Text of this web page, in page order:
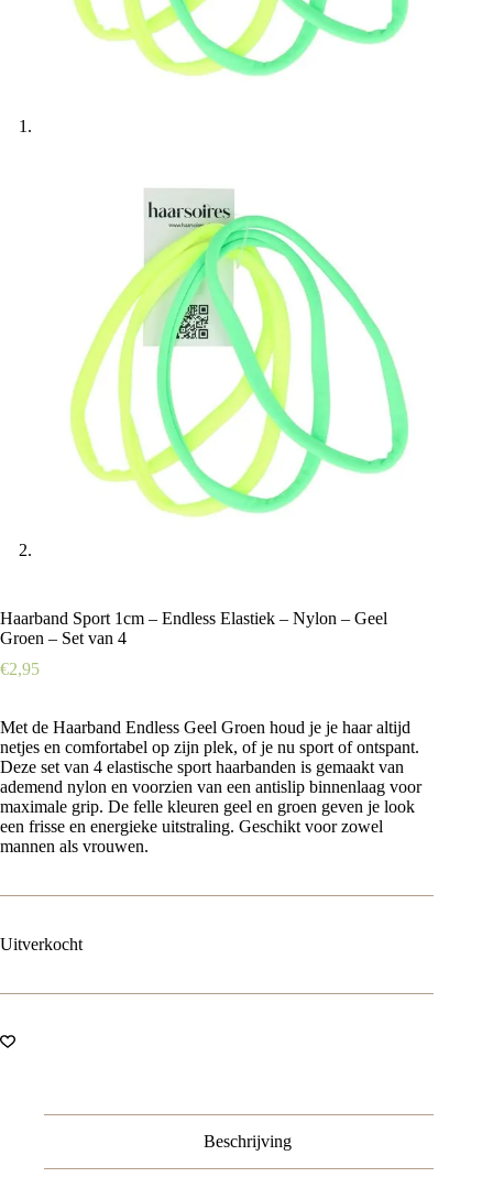
Haarband Sport 1cm – Endless Elastiek – Nylon – Geel
Groen – Set van 4
€2,95
Met de Haarband Endless Geel Groen houd je je haar altijd
netjes en comfortabel op zijn plek, of je nu sport of ontspant.
Deze set van 4 elastische sport haarbanden is gemaakt van
ademend nylon en voorzien van een antislip binnenlaag voor
maximale grip. De felle kleuren geel en groen geven je look
een frisse en energieke uitstraling. Geschikt voor zowel
mannen als vrouwen.
Uitverkocht
Beschrijving